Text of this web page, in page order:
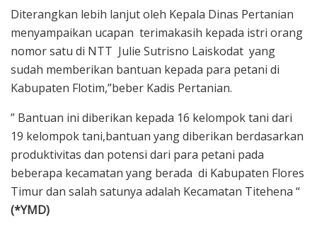
Diterangkan lebih lanjut oleh Kepala Dinas Pertanian
menyampaikan ucapan terimakasih kepada istri orang
nomor satu di NTT Julie Sutrisno Laiskodat yang
sudah memberikan bantuan kepada para petani di
Kabupaten Flotim,”beber Kadis Pertanian.
” Bantuan ini diberikan kepada 16 kelompok tani dari
19 kelompok tani,bantuan yang diberikan berdasarkan
produktivitas dan potensi dari para petani pada
beberapa kecamatan yang berada di Kabupaten Flores
Timur dan salah satunya adalah Kecamatan Titehena “
(*YMD)